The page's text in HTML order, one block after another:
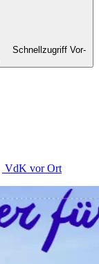
Schnellzugriff Vor-
VdK vor Ort